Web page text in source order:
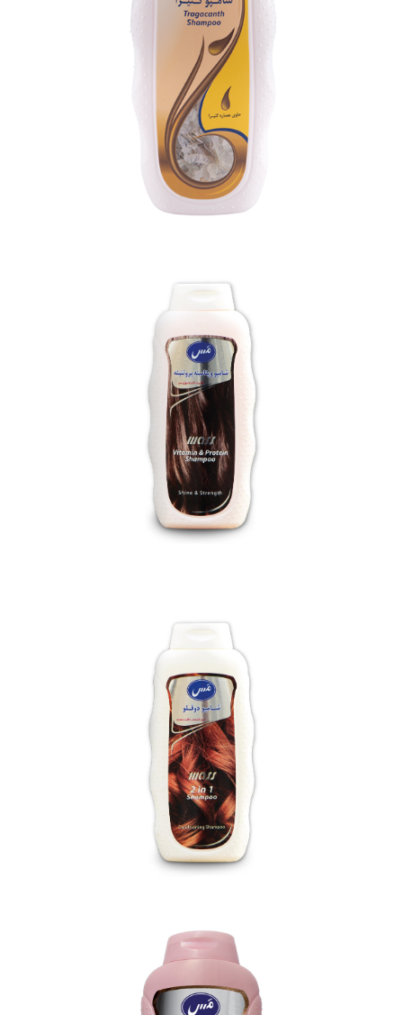
شامپو سبوس برنج مَس (400 گرمی)
بزرگنمایی توضیحات بیشتر
شامپو کتیرا مَس (400 گرمی)
بزرگنمایی توضیحات بیشتر
شامپو ویتامینه-پروتئینه مَس (400 گرمی)
بزرگنمایی توضیحات بیشتر